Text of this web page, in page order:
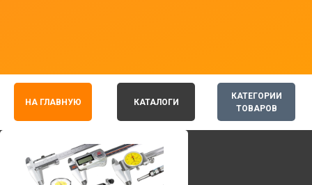
КАТЕГОРИИ
ТОВАРОВ
НА ГЛАВНУЮ КАТАЛОГИ